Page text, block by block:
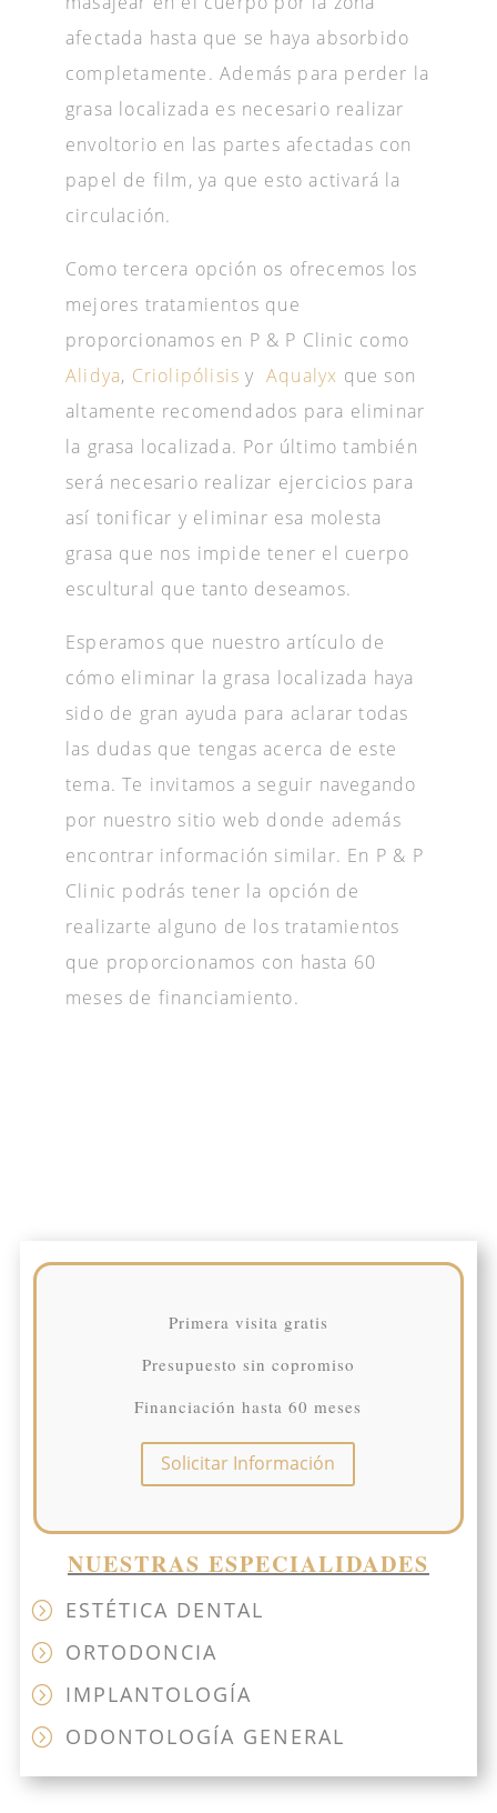
afectada hasta que se haya absorbido
completamente. Además para perder la
grasa localizada es necesario realizar
envoltorio en las partes afectadas con
papel de film, ya que esto activará la
circulación.
Como tercera opción os ofrecemos los
mejores tratamientos que
proporcionamos en P & P Clinic como
Alidya, Criolipólisis y Aqualyx que son
altamente recomendados para eliminar
la grasa localizada. Por último también
será necesario realizar ejercicios para
así tonificar y eliminar esa molesta
grasa que nos impide tener el cuerpo
escultural que tanto deseamos.
Esperamos que nuestro artículo de
cómo eliminar la grasa localizada haya
sido de gran ayuda para aclarar todas
las dudas que tengas acerca de este
tema. Te invitamos a seguir navegando
por nuestro sitio web donde además
encontrar información similar. En P & P
Clinic podrás tener la opción de
realizarte alguno de los tratamientos
que proporcionamos con hasta 60
meses de financiamiento.
Primera visita gratis
Presupuesto sin copromiso
Financiación hasta 60 meses
Solicitar Información
NUESTRAS ESPECIALIDADES
= ESTÉTICA DENTAL
= ORTODONCIA
= IMPLANTOLOGÍA
= ODONTOLOGÍA GENERAL